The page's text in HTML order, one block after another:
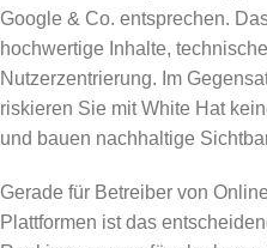
Google & Co. entsprechen.
hochwertige Inhalte,
Nutzerzentrierung. Im
riskieren Sie mit White Hat
und bauen nachhaltige
Gerade für Betreiber von
Plattformen ist das